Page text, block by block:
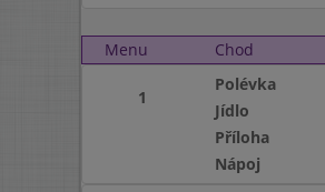
Menu
Chod
1
Polévka
Jídlo
Příloha
Nápoj